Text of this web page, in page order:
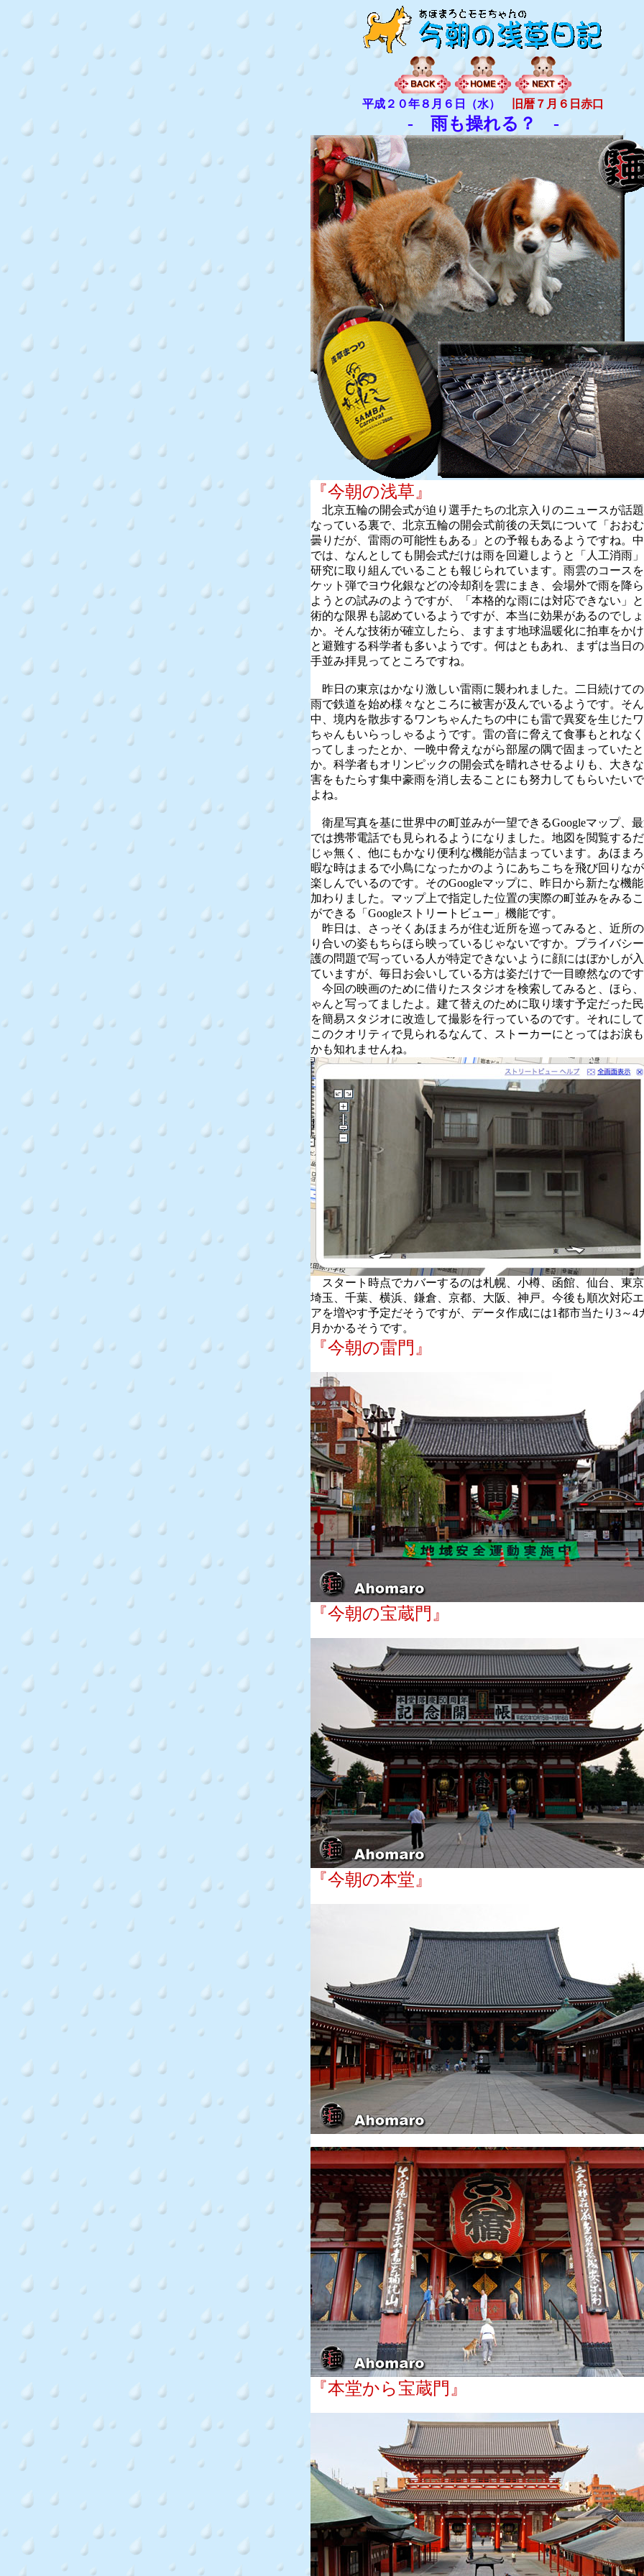
平成２０年８月６日（水） 旧暦７月６日赤口
- 雨も操れる？ -
『今朝の浅草』
北京五輪の開会式が迫り選手たちの北京入りのニュースが話
なっている裏で、北京五輪の開会式前後の天気について「おお
曇りだが、雷雨の可能性もある」との予報もあるようですね。
では、なんとしても開会式だけは雨を回避しようと「人工消雨
研究に取り組んでいることも報じられています。雨雲のコース
ケット弾でヨウ化銀などの冷却剤を雲にまき、会場外で雨を降
ようとの試みのようですが、「本格的な雨には対応できない」
術的な限界も認めているようですが、本当に効果があるのでし
か。そんな技術が確立したら、ますます地球温暖化に拍車をか
と避難する科学者も多いようです。何はともあれ、まずは当日
手並み拝見ってところですね。
昨日の東京はかなり激しい雷雨に襲われました。二日続けて
雨で鉄道を始め様々なところに被害が及んでいるようです。そ
中、境内を散歩するワンちゃんたちの中にも雷で異変を生じた
ちゃんもいらっしゃるようです。雷の音に脅えて食事もとれな
ってしまったとか、一晩中脅えながら部屋の隅で固まっていたと
か。科学者もオリンピックの開会式を晴れさせるよりも、大き
害をもたらす集中豪雨を消し去ることにも努力してもらいたい
よね。
衛星写真を基に世界中の町並みが一望できるGoogleマップ、
では携帯電話でも見られるようになりました。地図を閲覧する
じゃ無く、他にもかなり便利な機能が詰まっています。あほま
暇な時はまるで小鳥になったかのようにあちこちを飛び回りな
楽しんでいるのです。そのGoogleマップに、昨日から新たな機
加わりました。マップ上で指定した位置の実際の町並みをみる
ができる「Googleストリートビュー」機能です。
昨日は、さっそくあほまろが住む近所を巡ってみると、近所
り合いの姿もちらほら映っているじゃないですか。プライバシ
護の問題で写っている人が特定できないように顔にはぼかしが
ていますが、毎日お会いしている方は姿だけで一目瞭然なので
今回の映画のために借りたスタジオを検索してみると、ほら
ゃんと写ってましたよ。建て替えのために取り壊す予定だった
を簡易スタジオに改造して撮影を行っているのです。それにし
このクオリティで見られるなんて、ストーカーにとってはお涙
かも知れませんね。
スタート時点でカバーするのは札幌、小樽、函館、仙台、東
埼玉、千葉、横浜、鎌倉、京都、大阪、神戸。今後も順次対応
アを増やす予定だそうですが、データ作成には1都市当たり3～4
月かかるそうです。
『今朝の雷門』
『今朝の宝蔵門』
『今朝の本堂』
『本堂から宝蔵門』